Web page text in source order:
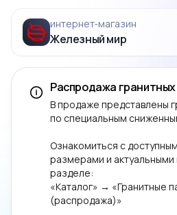
интернет‑магазин
Железный мир
Распродажа
В продаже представлены
по специальным
Ознакомиться с
размерами и
разделе:
«Каталог» → «Гранитные
(распродажа)»